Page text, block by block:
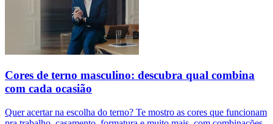
Cores de terno masculino: descubra qual combina
com cada ocasião
Quer acertar na escolha do terno? Te mostro as cores que funcionam